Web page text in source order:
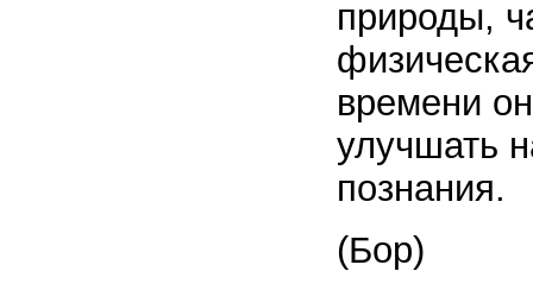
природы,
времени
улучшать
познания.
(Бор)